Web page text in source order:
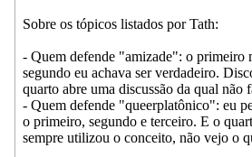
Sobre os tópicos listados por Tath:
- Quem defende "amizade": o primeiro
segundo eu achava ser verdadeiro.
quarto abre uma discussão da qual não
- Quem defende "queerplatônico": eu
o primeiro, segundo e terceiro. E o
sempre utilizou o conceito, não vejo o